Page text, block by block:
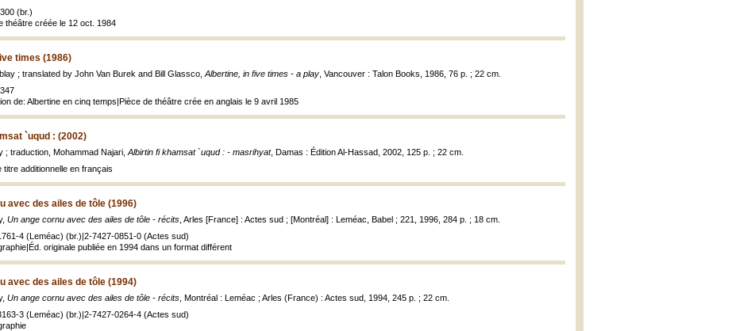
(br.)
théâtre créée le 12 oct. 1984
times (1986)
; translated by John Van Burek and Bill Glassco, Albertine, in five times - a play , Vancouver : Talon Books, 1986, 76 p. ; 22 cm.
de: Albertine en cinq temps|Pièce de théâtre crée en anglais le 9 avril 1985
`uqud : (2002)
; traduction, Mohammad Najari, Albirtin fi khamsat `uqud : - masrihyat, Damas : Édition Al-Hassad, 2002, 125 p. ; 22 cm.
titre additionnelle en français
avec des ailes de tôle (1996)
Un ange cornu avec des ailes de tôle - récits , Arles [France] : Actes sud ; [Montréal] : Leméac, Babel ; 221, 1996, 284 p. ; 18 cm.
4 (Leméac) (br.)|2-7427-0851-0 (Actes sud)
originale publiée en 1994 dans un format différent
avec des ailes de tôle (1994)
Un ange cornu avec des ailes de tôle - récits , Montréal : Leméac ; Arles (France) : Actes sud, 1994, 245 p. ; 22 cm.
3 (Leméac) (br.)|2-7427-0264-4 (Actes sud)